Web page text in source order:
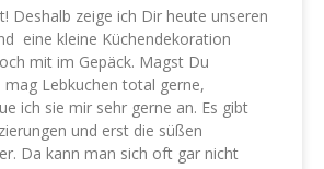
Deshalb zeige ich Dir heute unseren
eine kleine Küchendekoration
mit im Gepäck. Magst Du
mag Lebkuchen total gerne,
ich sie mir sehr gerne an. Es gibt
und erst die süßen
Da kann man sich oft gar nicht